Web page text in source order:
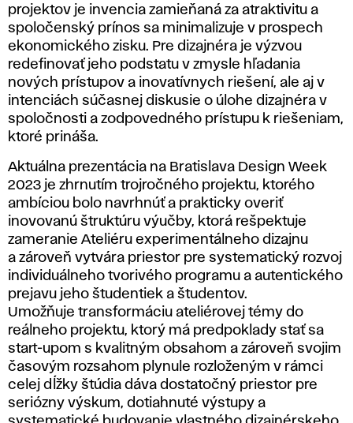
projektov je invencia zamieňaná za atraktivitu a
spoločenský prínos sa minimalizuje v prospech
ekonomického zisku. Pre dizajnéra je výzvou
redefinovať jeho podstatu v zmysle hľadania
nových prístupov a inovatívnych riešení, ale aj v
intenciách súčasnej diskusie o úlohe dizajnéra v
spoločnosti a zodpovedného prístupu k riešeniam,
ktoré prináša.
Aktuálna prezentácia na Bratislava Design Week
2023 je zhrnutím trojročného projektu, ktorého
ambíciou bolo navrhnúť a prakticky overiť
inovovanú štruktúru výučby, ktorá rešpektuje
zameranie Ateliéru experimentálneho dizajnu
a zároveň vytvára priestor pre systematický rozvoj
individuálneho tvorivého programu a autentického
prejavu jeho študentiek a študentov.
Umožňuje transformáciu ateliérovej témy do
reálneho projektu, ktorý má predpoklady stať sa
start-upom s kvalitným obsahom a zároveň svojim
časovým rozsahom plynule rozloženým v rámci
celej dĺžky štúdia dáva dostatočný priestor pre
seriózny výskum, dotiahnuté výstupy a